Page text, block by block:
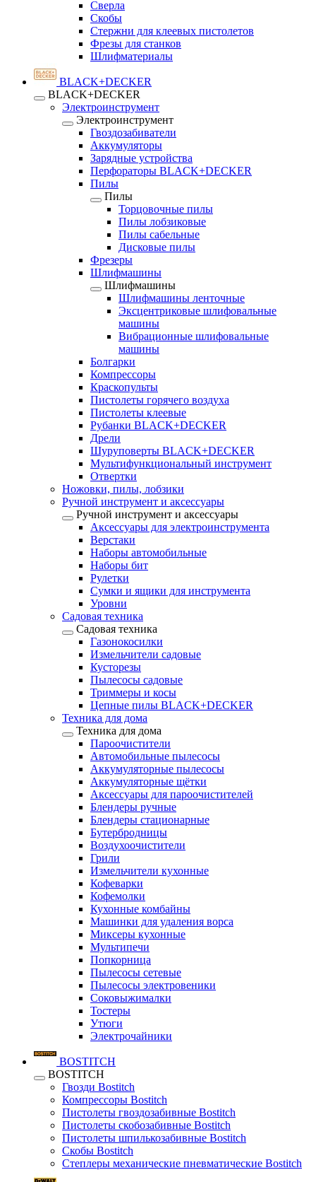
Сверла
Скобы
Стержни для клеевых пистолетов
Фрезы для станков
Шлифматериалы
BLACK+DECKER
BLACK+DECKER
Электроинструмент
Электроинструмент
Гвоздозабиватели
Аккумуляторы
Зарядные устройства
Перфораторы BLACK+DECKER
Пилы
Пилы
Торцовочные пилы
Пилы лобзиковые
Пилы сабельные
Дисковые пилы
Фрезеры
Шлифмашины
Шлифмашины
Шлифмашины ленточные
Эксцентриковые шлифовальные
машины
Вибрационные шлифовальные
машины
Болгарки
Компрессоры
Краскопульты
Пистолеты горячего воздуха
Пистолеты клеевые
Рубанки BLACK+DECKER
Дрели
Шуруповерты BLACK+DECKER
Мультифункциональный инструмент
Отвертки
Ножовки, пилы, лобзики
Ручной инструмент и аксессуары
Ручной инструмент и аксессуары
Аксессуары для электроинструмента
Верстаки
Наборы автомобильные
Наборы бит
Рулетки
Сумки и ящики для инструмента
Уровни
Садовая техника
Садовая техника
Газонокосилки
Измельчители садовые
Кусторезы
Пылесосы садовые
Триммеры и косы
Цепные пилы BLACK+DECKER
Техника для дома
Техника для дома
Пароочистители
Автомобильные пылесосы
Аккумуляторные пылесосы
Аккумуляторные щётки
Аксессуары для пароочистителей
Блендеры ручные
Блендеры стационарные
Бутербродницы
Воздухоочистители
Грили
Измельчители кухонные
Кофеварки
Кофемолки
Кухонные комбайны
Машинки для удаления ворса
Миксеры кухонные
Мультипечи
Попкорница
Пылесосы сетевые
Пылесосы электровеники
Соковыжималки
Тостеры
Утюги
Электрочайники
BOSTITCH
BOSTITCH
Гвозди Bostitch
Компрессоры Bostitch
Пистолеты гвоздозабивные Bostitch
Пистолеты скобозабивные Bostitch
Пистолеты шпилькозабивные Bostitch
Скобы Bostitch
Степлеры механические пневматические Bostitch